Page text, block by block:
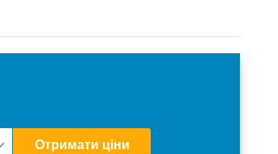
Отримати ціни